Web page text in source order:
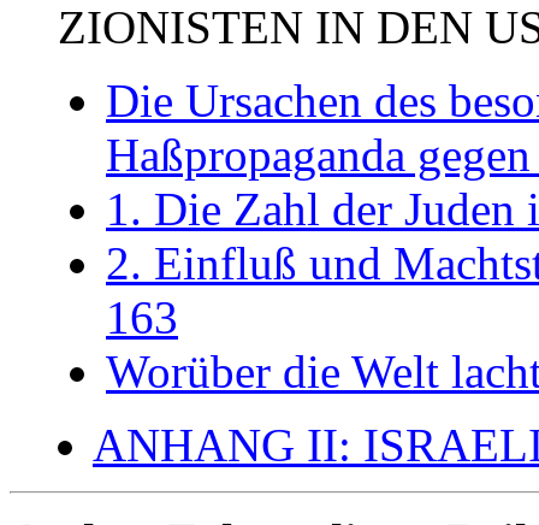
ZIONISTEN IN DEN
Die Ursachen des
Haßpropaganda
1. Die Zahl der Juden
2. Einfluß und
163
Worüber die Welt
ANHANG II: